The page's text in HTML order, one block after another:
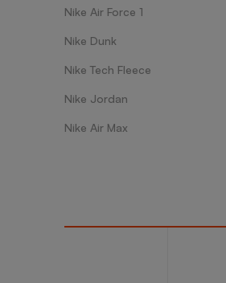
Nike Air Force 1
Nike Dunk
Nike Tech Fleece
Nike Jordan
Nike Air Max